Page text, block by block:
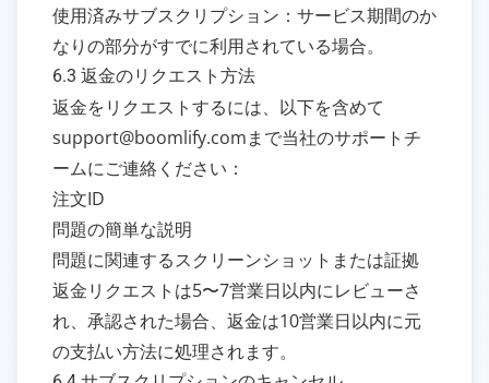
使用済みサブスクリプション：サービス期間のか
なりの部分がすでに利用されている場合。
6.3 返金のリクエスト方法
返金をリクエストするには、以下を含めて
support@boomlify.comまで当社のサポートチ
ームにご連絡ください：
注文ID
問題の簡単な説明
問題に関連するスクリーンショットまたは証拠
返金リクエストは5〜7営業日以内にレビューさ
れ、承認された場合、返金は10営業日以内に元
の支払い方法に処理されます。